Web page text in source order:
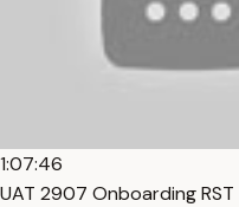
1:07:46
UAT 2907 Onboarding